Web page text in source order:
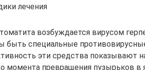
лечения
возбуждается вирусом
быть специальные
эти средства показывают
момента превращения пузырьков в